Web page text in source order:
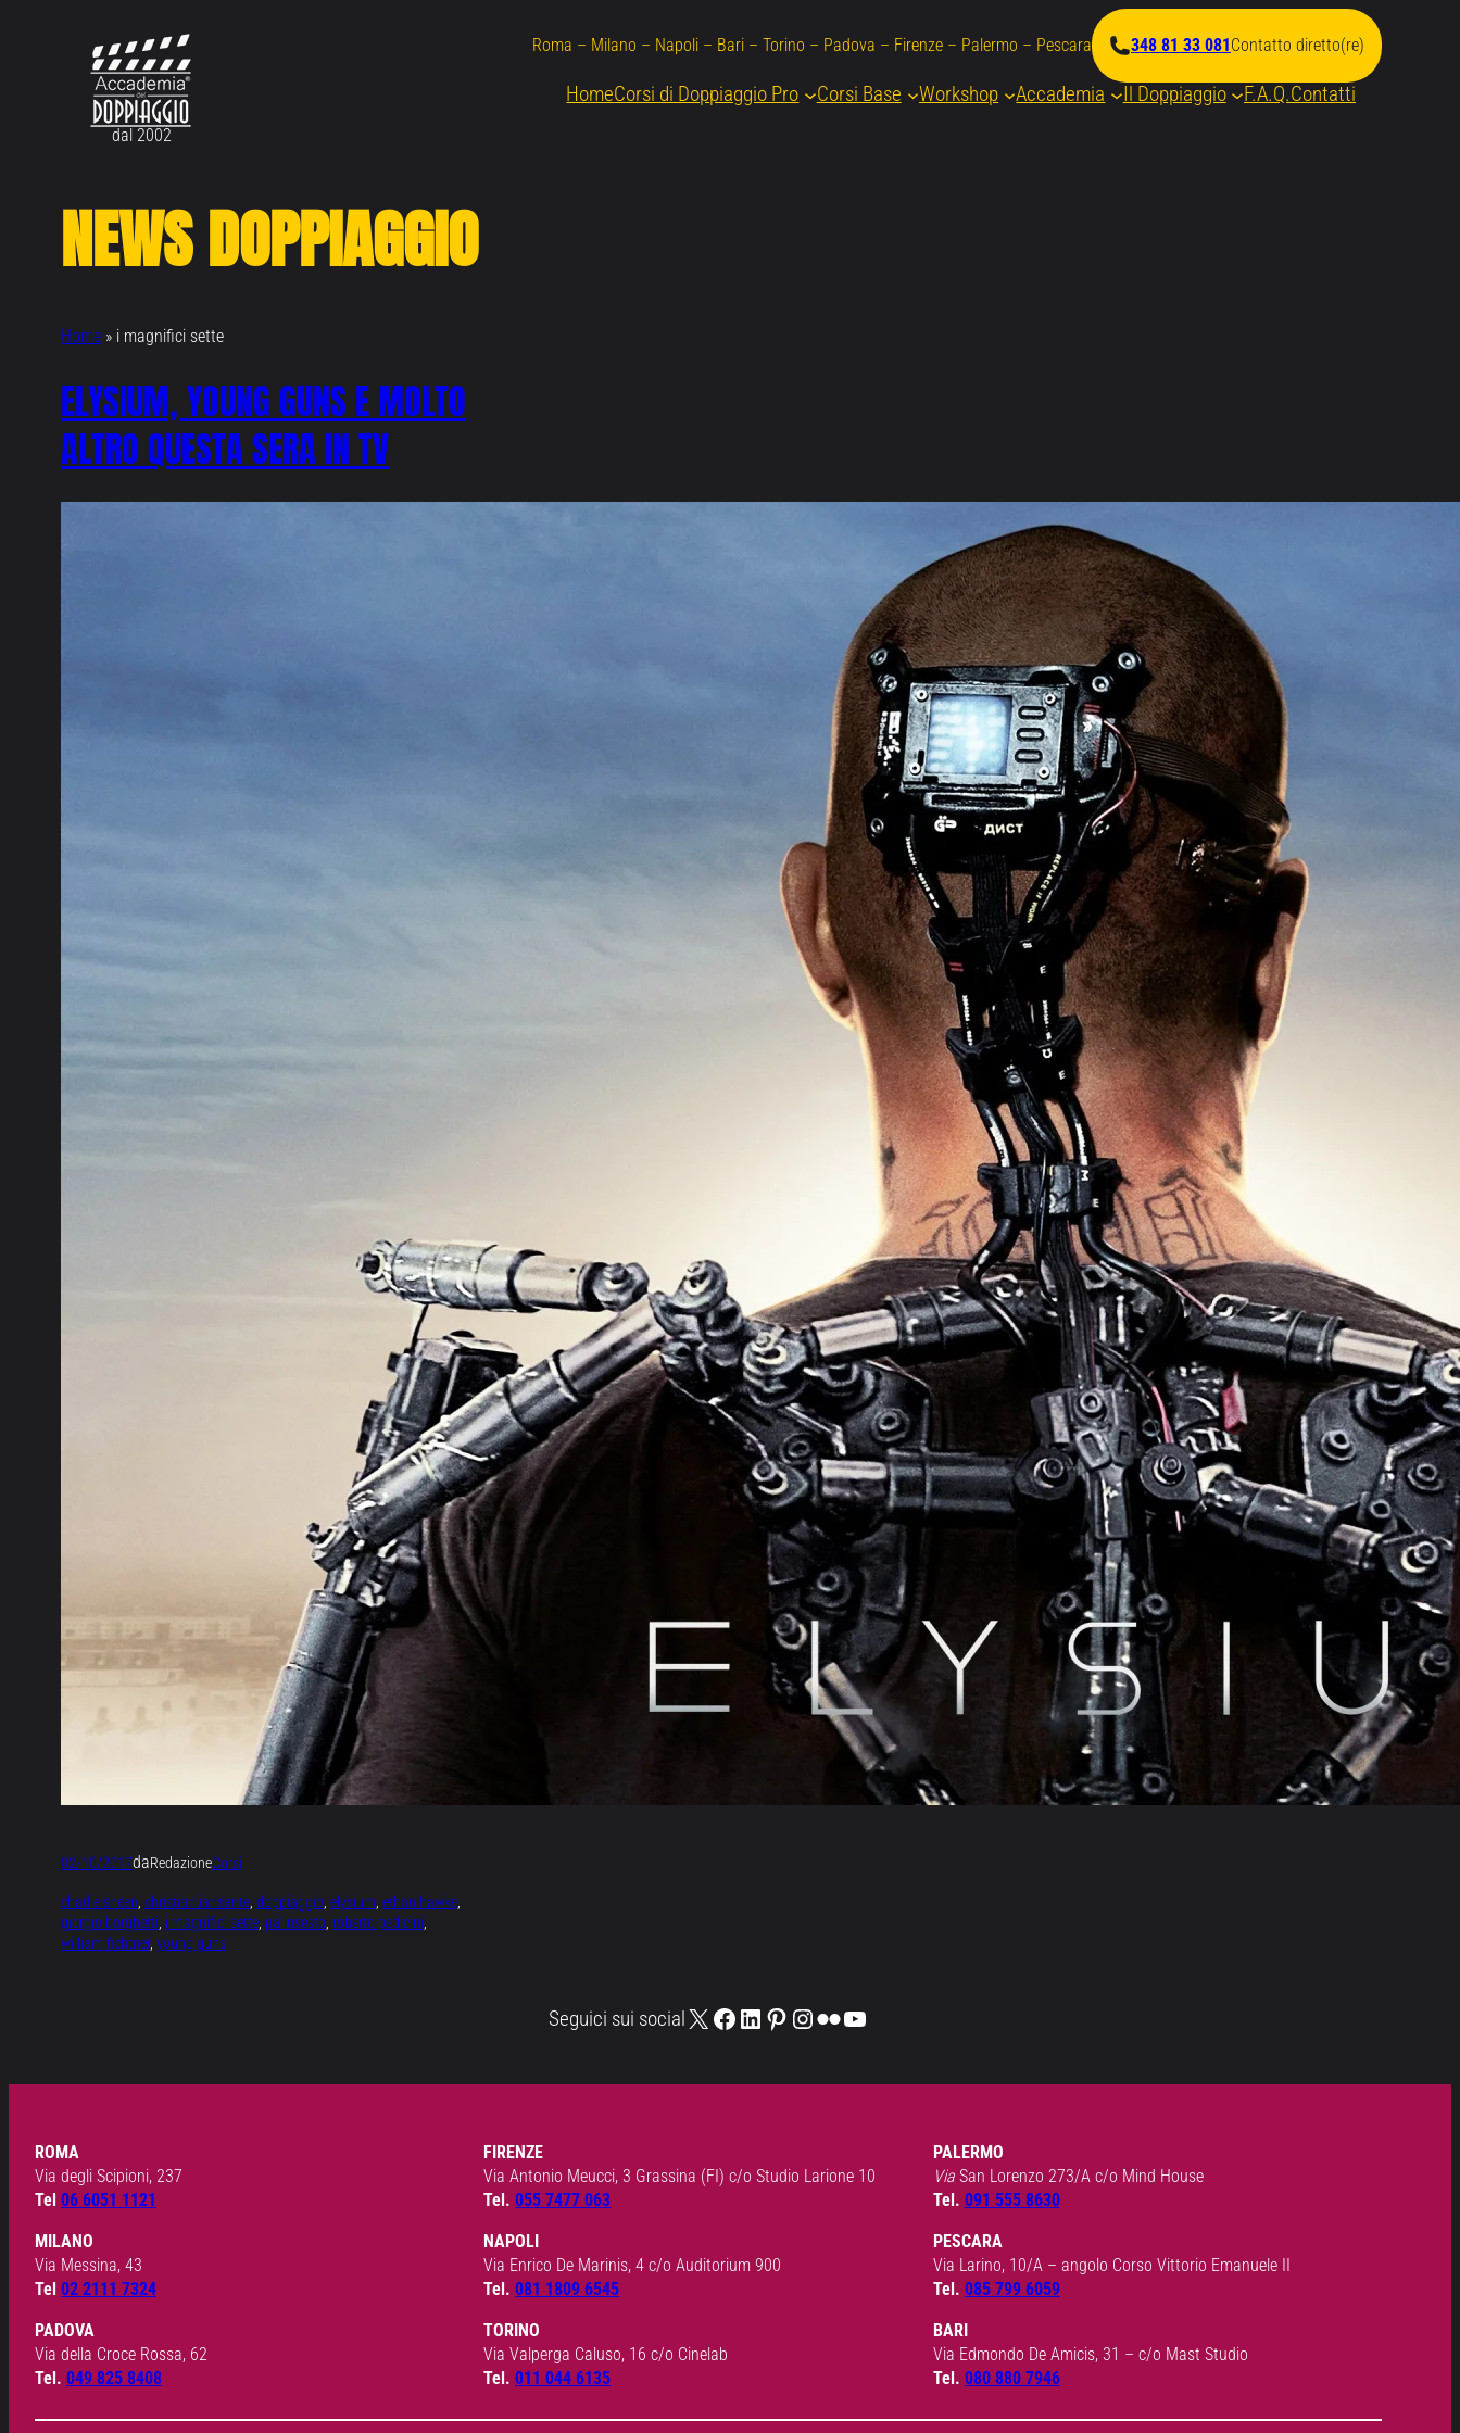
Roma – Milano – Napoli – Bari – Torino – Padova – Firenze – Palermo – Pescara 348 81 33 081Contatto diretto(re)
dal 2002
HomeCorsi di Doppiaggio Pro Corsi Base Workshop Accademia Il Doppiaggio F.A.Q.Contatti
NEWS DOPPIAGGIO
Home » i magnifici sette
ELYSIUM, YOUNG GUNS E MOLTO
ALTRO QUESTA SERA IN TV
02/10/2017daRedazioneCorsi
charlie sheen, christian iansante, doppiaggio, elysium, ethan hawke
giorgio borghetti, i magnifici sette, palinsesto, roberto pedicini
william fichtner, young guns
Seguici sui socialX Facebook
LinkedIn
Pinterest
Instagram
FlickrYouTube
ROMA
Via degli Scipioni, 237
Tel 06 6051 1121
MILANO
Via Messina, 43
Tel 02 2111 7324
PADOVA
Via della Croce Rossa, 62
Tel. 049 825 8408
FIRENZE
Via Antonio Meucci, 3 Grassina (FI) c/o Studio Larione 10
Tel.055 7477 063
NAPOLI
Via Enrico De Marinis, 4 c/o Auditorium 900
Tel.081 1809 6545
TORINO
Via Valperga Caluso, 16 c/o Cinelab
Tel.011 044 6135
PALERMO
Via San Lorenzo 273/A c/o Mind House
Tel. 091 555 8630
PESCARA
Via Larino, 10/A – angolo Corso Vittorio Emanuele II
Tel. 085 799 6059
BARI
Via Edmondo De Amicis, 31 – c/o Mast Studio
Tel. 080 880 7946